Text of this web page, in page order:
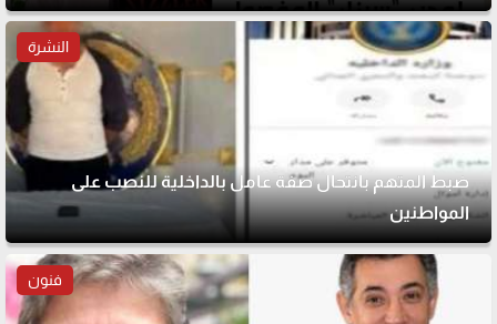
النشرة
ضبط المتهم بانتحال صفة عامل بالداخلية للنصب على
المواطنين
فنون